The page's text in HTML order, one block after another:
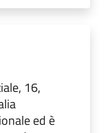
16,
ed è